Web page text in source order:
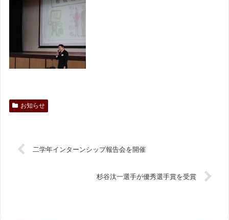
お知らせ
二学年インターンシップ報告会を開催
杉谷汰一選手が優秀選手賞を受賞